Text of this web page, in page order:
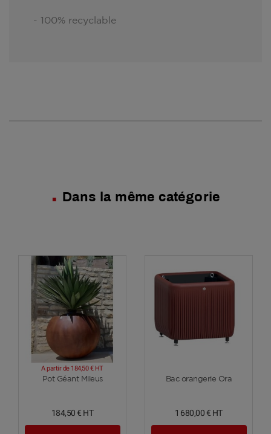
- 100% recyclable
Dans la même catégorie
Voir plus
Pot Géant Mileus
A partir de 184,50 € HT
184,50 € HT
Voir plus
Bac orangerie Ora
1 680,00 € HT